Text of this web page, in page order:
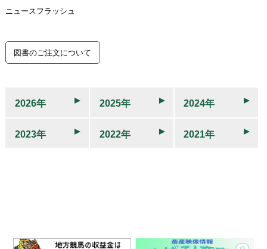
ニュースフラッシュ
図書のご注文について
2026年 2025年 2024年
2023年 2022年 2021年